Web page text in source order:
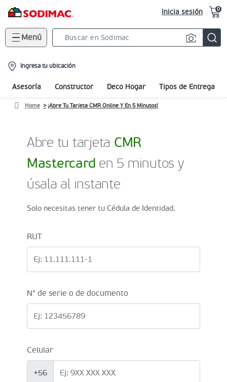
Inicia sesión 0
Menú
location-
icon
Ingresa tu ubicación
Asesoría Constructor Deco Hogar Tipos de Entrega
Home ¡Abre Tu Tarjeta CMR Online Y En 5 Minutos!
Abre tu tarjeta CMR
Mastercard en 5 minutos y
úsala al instante
Solo necesitas tener tu Cédula de Identidad.
RUT
N° de serie o de documento
Celular
+56